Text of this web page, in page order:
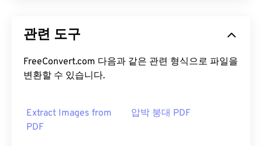
관련 도구
FreeConvert.com 다음과 같은 관련 형식으로 파일을
변환할 수 있습니다.
Extract Images from
PDF
압박 붕대 PDF